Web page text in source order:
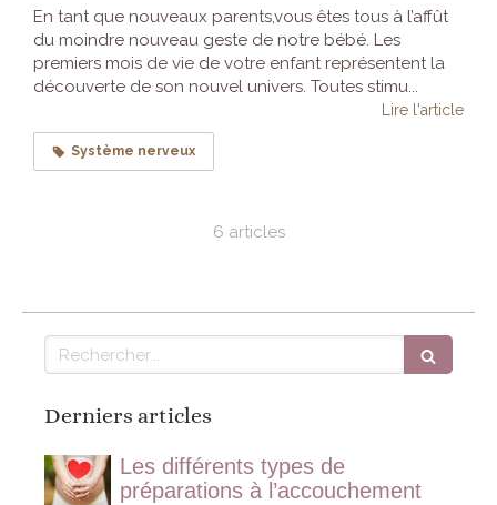
En tant que nouveaux parents,vous êtes tous à l’affût
du moindre nouveau geste de notre bébé. Les
premiers mois de vie de votre enfant représentent la
découverte de son nouvel univers. Toutes stimu...
Lire l'article
Système nerveux
6 articles
Rechercher
Derniers articles
Les différents types de
préparations à l’accouchement